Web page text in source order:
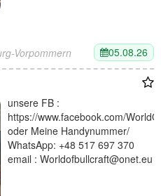
Vorpommern 05.08.26
unsere FB :
https://www.facebook.com/
oder Meine Handynummer/
WhatsApp: +48 517 697 370
email : Worldofbullcraft@onet.eu